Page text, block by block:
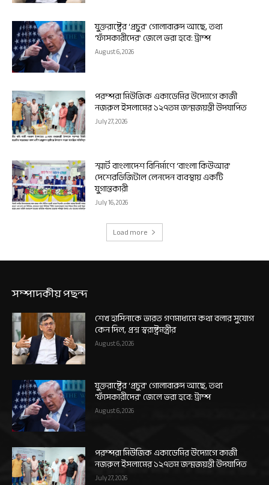
যুক্তরাষ্ট্রের ‘প্রচুর’ গোলাবারুদ আছে, তথ্য
‘ফাঁসকারীদের’ জেলে ভরা হবে: ট্রাম্প
August 6, 2026
পরম্পরা মিউজিক একাডেমির উদ্যোগে কাজী
নজরুল ইসলামের ১২৭তম জন্মজয়ন্তী উদযাপিত
July 27, 2026
স্মার্ট বাংলাদেশ বিনির্মাণে ‘বাংলা কিউআর’
দেশেরডিজিটাল লেনদেন ব্যবস্থায় একটি
যুগান্তকারী
July 16, 2026
Load more
সম্পাদকীয় পছন্দ
শেখ হাসিনাকে ভারত গণমাধ্যমে কথা বলার সুযোগ
কেন দিল, প্রশ্ন স্বরাষ্ট্রমন্ত্রীর
August 6, 2026
যুক্তরাষ্ট্রের ‘প্রচুর’ গোলাবারুদ আছে, তথ্য
‘ফাঁসকারীদের’ জেলে ভরা হবে: ট্রাম্প
August 6, 2026
পরম্পরা মিউজিক একাডেমির উদ্যোগে কাজী
নজরুল ইসলামের ১২৭তম জন্মজয়ন্তী উদযাপিত
July 27, 2026